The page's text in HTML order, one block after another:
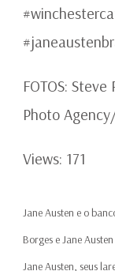
FOTOS:
Photo
Views: 171
Jane Austen e o
Borges e Jane Austen
Jane Austen, seus